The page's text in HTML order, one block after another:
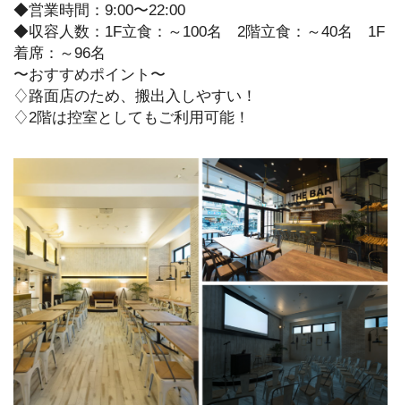
◆営業時間：9:00〜22:00
◆収容人数：1F立食：～100名 2階立食：～40名 1F
着席：～96名
〜おすすめポイント〜
♢路面店のため、搬出入しやすい！
♢2階は控室としてもご利用可能！